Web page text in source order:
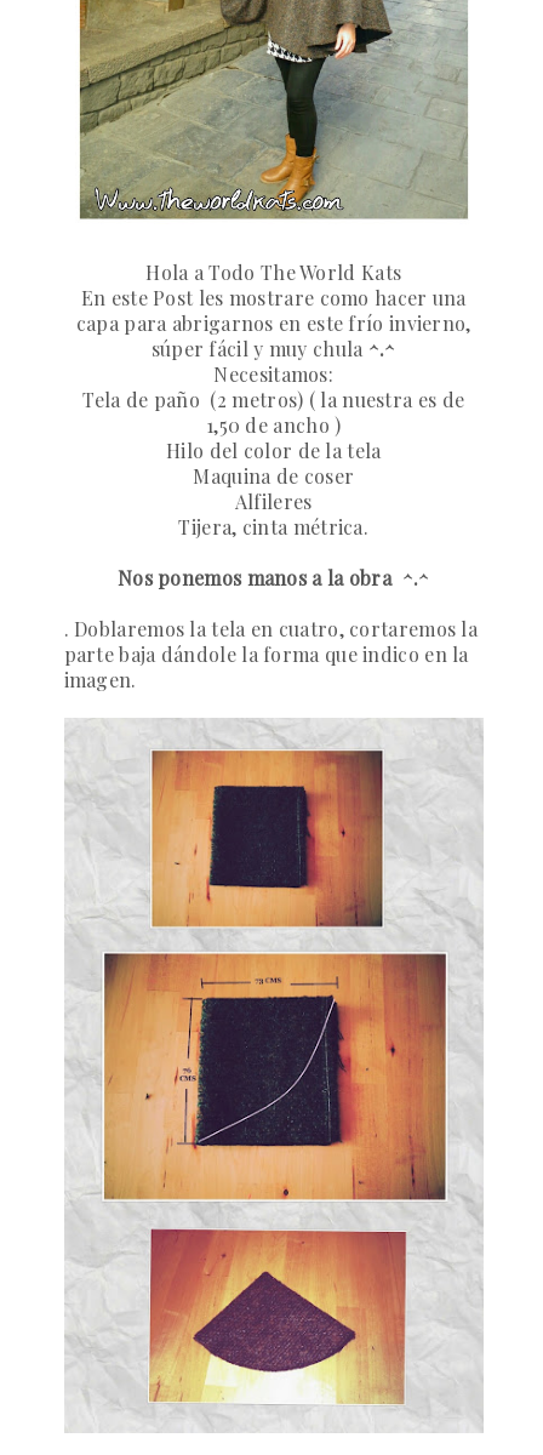
Hola a Todo The World Kats
En este Post les mostrare como hacer una
capa para abrigarnos en este frío invierno,
súper fácil y muy chula ^.^
Necesitamos:
Tela de paño (2 metros) ( la nuestra es de
1,50 de ancho )
Hilo del color de la tela
Maquina de coser
Alfileres
Tijera, cinta métrica.
Nos ponemos manos a la obra ^.^
. Doblaremos la tela en cuatro, cortaremos la
parte baja dándole la forma que indico en la
imagen.